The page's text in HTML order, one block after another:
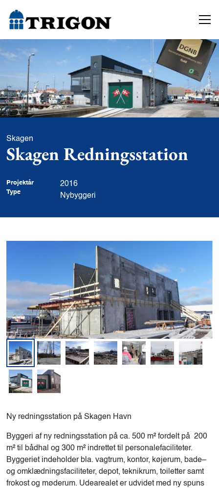
Skagen
Skagen Redningsstation
Projektår
Type
2016
Nybyggeri
Ny redningsstation på Skagen Havn
Byggeri af ny redningsstation på ca. 500 m² fordelt på 200
m² til bådhal og 300 m² indrettet til personalefaciliteter.
Byggeriet indeholder bla. vagtrum, kontor, køjerum, bade–
og omklædningsfaciliteter, depot, teknikrum, toiletter samt
frokost og møderum. Udearealet er udvidet med ny spuns